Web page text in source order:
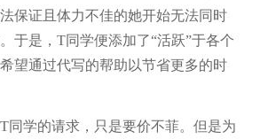
保证且体力不佳的她开始无法同时
于是，T同学便添加了“活跃”于各个
望通过代写的帮助以节省更多的时
同学的请求，只是要价不菲。但是为